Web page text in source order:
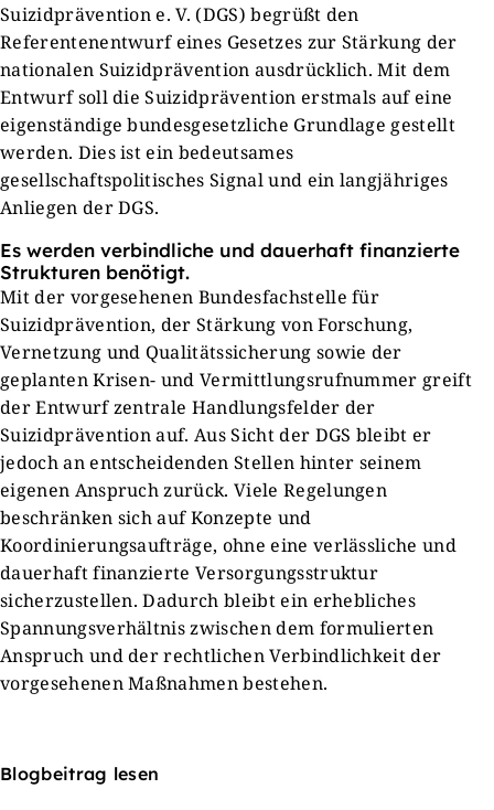
Suizidprävention e. V. (DGS) begrüßt den
Referentenentwurf eines Gesetzes zur Stärkung der
nationalen Suizidprävention ausdrücklich. Mit dem
Entwurf soll die Suizidprävention erstmals auf eine
eigenständige bundesgesetzliche Grundlage gestellt
werden. Dies ist ein bedeutsames
gesellschaftspolitisches Signal und ein langjähriges
Anliegen der DGS.
Es werden verbindliche und dauerhaft finanzierte
Strukturen benötigt.
Mit der vorgesehenen Bundesfachstelle für
Suizidprävention, der Stärkung von Forschung,
Vernetzung und Qualitätssicherung sowie der
geplanten Krisen- und Vermittlungsrufnummer greift
der Entwurf zentrale Handlungsfelder der
Suizidprävention auf. Aus Sicht der DGS bleibt er
jedoch an entscheidenden Stellen hinter seinem
eigenen Anspruch zurück. Viele Regelungen
beschränken sich auf Konzepte und
Koordinierungsaufträge, ohne eine verlässliche und
dauerhaft finanzierte Versorgungsstruktur
sicherzustellen. Dadurch bleibt ein erhebliches
Spannungsverhältnis zwischen dem formulierten
Anspruch und der rechtlichen Verbindlichkeit der
vorgesehenen Maßnahmen bestehen.
Blogbeitrag lesen